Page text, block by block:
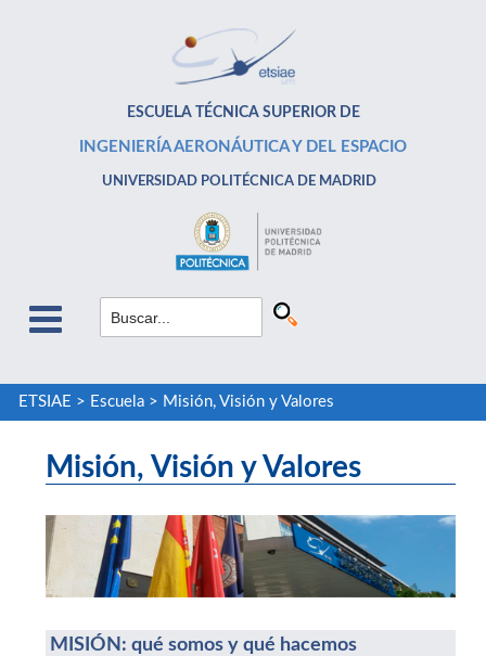
ESCUELA TÉCNICA SUPERIOR DE
INGENIERÍA AERONÁUTICA Y DEL ESPACIO
UNIVERSIDAD POLITÉCNICA DE MADRID
ETSIAE > Escuela> Misión, Visión y Valores
Misión, Visión y Valores
MISIÓN: qué somos y qué hacemos